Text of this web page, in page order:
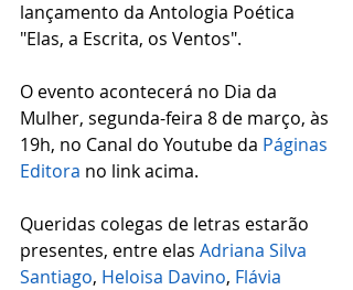
lançamento da Antologia Poética
"Elas, a Escrita, os Ventos".
O evento acontecerá no Dia da
Mulher, segunda-feira 8 de março, às
19h, no Canal do Youtube da Páginas
Editora no link acima.
Queridas colegas de letras estarão
presentes, entre elas Adriana Silva
Santiago, Heloisa Davino, Flávia